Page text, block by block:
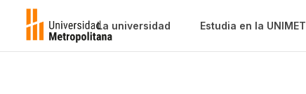
La universidad Estudia en la UNIMET